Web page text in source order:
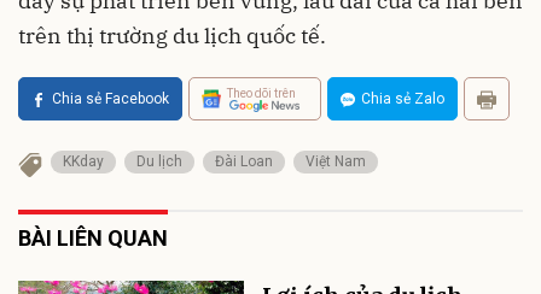
trên thị trường du lịch quốc tế.
Chia sẻ Facebook Theo dõi trên Chia sẻ Zalo
KKday Du lịch Đài Loan Việt Nam
BÀI LIÊN QUAN